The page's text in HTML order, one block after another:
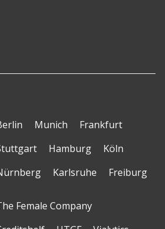
Munich
Frankfurt
Hamburg
Köln
Karlsruhe Freiburg
Female Company